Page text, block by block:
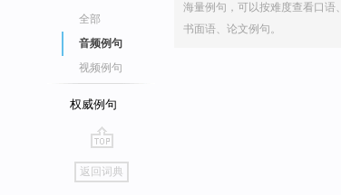
全部
音频例句
视频例句
权威例句
go
top
返回词典
海量例句，可以按难度查看口语、
书面语、论文例句。